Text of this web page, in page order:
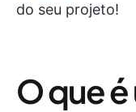
do seu projeto!
O que